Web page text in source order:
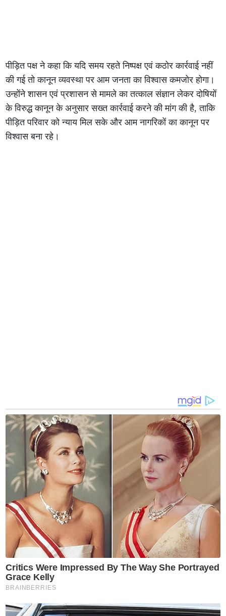
पीड़ित पक्ष ने कहा कि यदि समय रहते निष्पक्ष एवं कठोर कार्रवाई नहीं
की गई तो कानून व्यवस्था पर आम जनता का विश्वास कमजोर होगा।
उन्होंने शासन एवं प्रशासन से मामले का तत्काल संज्ञान लेकर दोषियों
के विरुद्ध कानून के अनुसार सख्त कार्रवाई करने की मांग की है, ताकि
पीड़ित परिवार को न्याय मिल सके और आम नागरिकों का कानून पर
विश्वास बना रहे।